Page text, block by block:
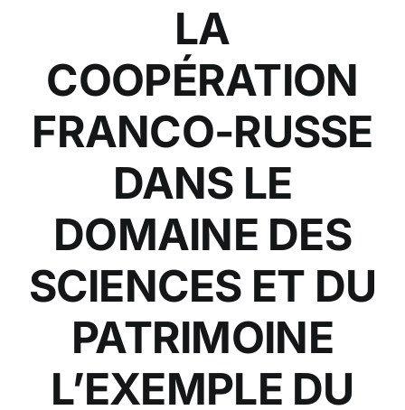
LA
COOPÉRATION
FRANCO-RUSSE
DANS LE
DOMAINE DES
SCIENCES ET DU
PATRIMOINE
L’EXEMPLE DU